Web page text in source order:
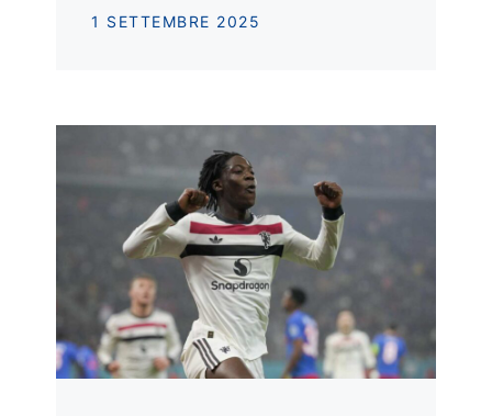
1 SETTEMBRE 2025